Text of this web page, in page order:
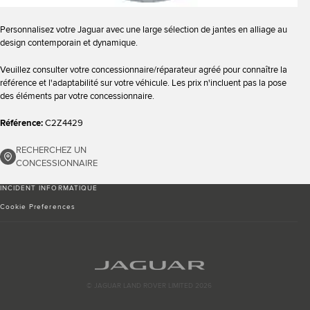
Personnalisez votre Jaguar avec une large sélection de jantes en alliage au
design contemporain et dynamique.
Veuillez consulter votre concessionnaire/réparateur agréé pour connaître la
référence et l'adaptabilité sur votre véhicule. Les prix n'incluent pas la pose
des éléments par votre concessionnaire.
Référence:C2Z4429
RECHERCHEZ UN
CONCESSIONNAIRE
INCIDENT INFORMATIQUE
Cookie Preferences
© JAGUAR LAND ROVER LIMITED 2026